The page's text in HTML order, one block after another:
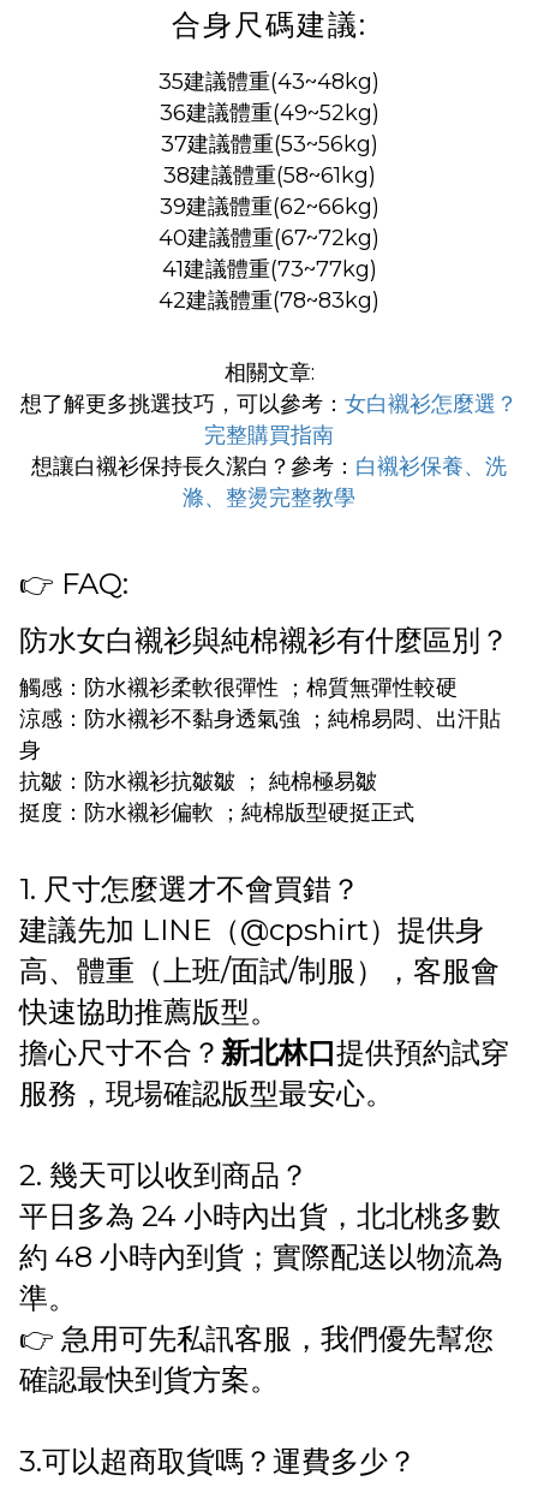
合身尺碼建議:
35建議體重(43~48kg)
36建議體重(49~52kg)
37建議體重(53~56kg)
38建議體重(58~61kg)
39建議體重(62~66kg)
40建議體重(67~72kg)
41建議體重(73~77kg)
42建議體重(78~83kg)
相關文章:
想了解更多挑選技巧，可以參考： 女白襯衫怎麼選？
完整購買指南
想讓白襯衫保持長久潔白？參考： 白襯衫保養、洗
滌、整燙完整教學
👉 FAQ:
防水女白襯衫與純棉襯衫有什麼區別？
觸感：防水襯衫柔軟很彈性 ；棉質無彈性較硬
涼感：防水襯衫不黏身透氣強 ；純棉易悶、出汗貼
身
抗皺：防水襯衫抗皺皺 ； 純棉極易皺
挺度：防水襯衫偏軟 ；純棉版型硬挺正式
1. 尺寸怎麼選才不會買錯？
建議先加 LINE（@cpshirt）提供身
高、體重（上班/面試/制服），客服會
快速協助推薦版型。
擔心尺寸不合？ 新北林口提供預約試穿
服務，現場確認版型最安心。
2. 幾天可以收到商品？
平日多為 24 小時內出貨，北北桃多數
約 48 小時內到貨；實際配送以物流為
準。
👉 急用可先私訊客服，我們優先幫您
確認最快到貨方案。
3.可以超商取貨嗎？運費多少？